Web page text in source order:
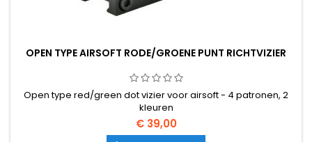
OPEN TYPE AIRSOFT RODE/GROENE PUNT RICHTVIZIER
Open type red/green dot vizier voor airsoft - 4 patronen, 2
kleuren
€ 39,00